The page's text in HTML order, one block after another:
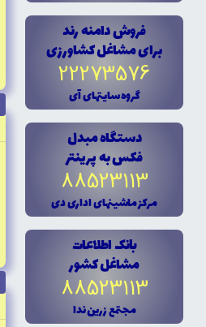
فروش دامنه رند
براى مشاغل کشاورزى
22273576
گروه سايتهاى آى
دستگاه مبدل
فکس به پرينتر
88523113
مرکز ماشينهاى ادارى دى
بانک اطلاعات
مشاغل کشور
88523113
مجتمع زرين ندا